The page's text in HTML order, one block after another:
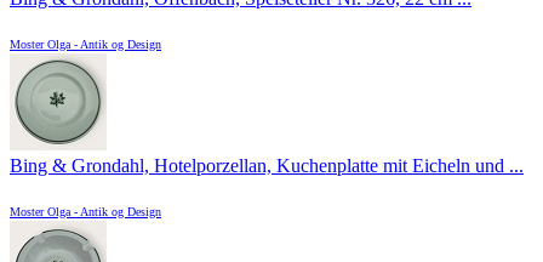
Moster Olga - Antik og Design
Bing & Grondahl, Hotelporzellan, Kuchenplatte mit Eicheln und ...
Moster Olga - Antik og Design